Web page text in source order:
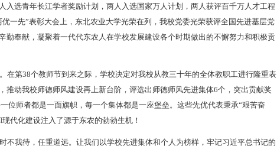
入选青年长江学者奖励计划，两人入选国家万人计划，两人获评百千万人才工程
一先”表彰大会上，东北农业大学光荣在列，我校党委光荣获评全国先进基层党
勤奉献，凝聚着一代代东农人在学校发展建设各个时期做出的不懈努力和积极贡
在第38个教师节到来之际，学校决定对我校从教三十年的全体教职工进行隆重表
推动我校师德师风建设再上新台阶，评选出师德师风先进集体6个，突出贡献奖
位师者都是一面旗帜，每一个集体都是一座堡垒。这些先优代表秉承“艰苦奋
代化建设注入了源于东农的勃勃生机！
不我待，任重道远。让我们以学校先进集体和个人为榜样，牢记习近平总书记的